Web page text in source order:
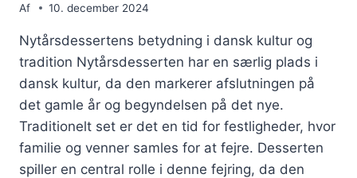
Af 10. december 2024
Nytårsdessertens betydning i dansk kultur og
tradition Nytårsdesserten har en særlig plads i
dansk kultur, da den markerer afslutningen på
det gamle år og begyndelsen på det nye.
Traditionelt set er det en tid for festligheder, hvor
familie og venner samles for at fejre. Desserten
spiller en central rolle i denne fejring, da den